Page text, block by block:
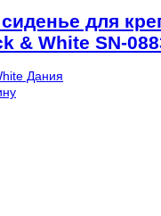
для
& White SN-
Дания